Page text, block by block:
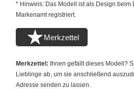
* Hinweis: Das Modell ist als Design beim
Markenamt registriert.
Merkzettel
Merkzettel: Ihnen gefällt dieses Modell?
Lieblinge ab, um sie anschließend
Adresse senden zu lassen.